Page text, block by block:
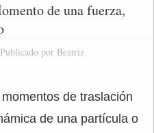
de una fuerza,
Publicado por Beatriz
de traslación
de una partícula o